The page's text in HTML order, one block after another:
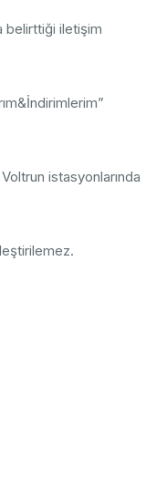
belirttiği iletişim
istasyonlarında